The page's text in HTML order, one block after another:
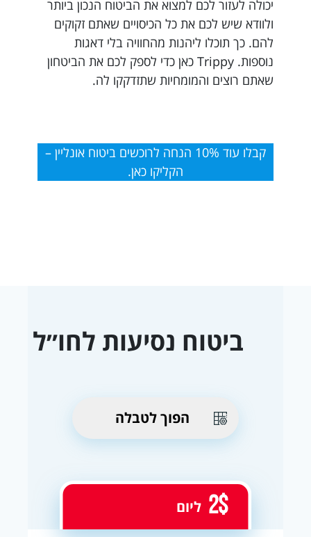
יכולה לעזור לכם למצוא את הביטוח הנכון ביותר
ולוודא שיש לכם את כל הכיסויים שאתם זקוקים
להם. כך תוכלו ליהנות מהחוויה בלי דאגות
נוספות. Trippy כאן כדי לספק לכם את הביטחון
שאתם רוצים והמומחיות שתזדקקו לה.
קבלו עוד 10% הנחה לרוכשים ביטוח אונליין –
הקליקו כאן.
הפוך לטבלה
ביטוח נסיעות לחו״ל
2$ ליום